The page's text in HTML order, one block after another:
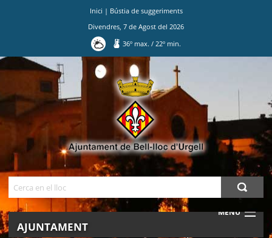
Inici | Bústia de suggeriments
Divendres 7 de Agost del 2026
36º max./ 22º min.
MENU
AJUNTAMENT